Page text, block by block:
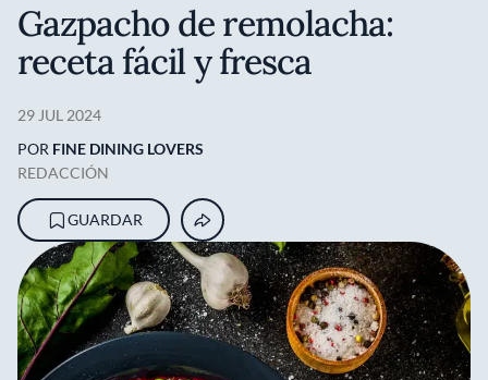
Gazpacho de remolacha:
receta fácil y fresca
29 JUL 2024
POR FINE DINING LOVERS
REDACCIÓN
GUARDAR